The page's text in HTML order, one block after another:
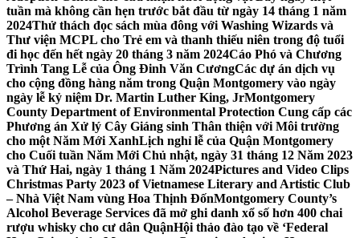
tuần mà không cần hẹn trước bắt đầu từ ngày 14 tháng 1 năm
2024Thử thách đọc sách mùa đông với Washing Wizards và
Thư viện MCPL cho Trẻ em và thanh thiếu niên trong độ tuổi
đi học đến hết ngày 20 tháng 3 năm 2024Cáo Phó và Chương
Trình Tang Lễ của Ông Đinh Văn CươngCác dự án dịch vụ
cho cộng đồng hàng năm trong Quận Montgomery vào ngày
ngày lễ kỷ niệm Dr. Martin Luther King, JrMontgomery
County Department of Environmental Protection Cung cấp các
Phương án Xử lý Cây Giáng sinh Thân thiện với Môi trường
cho một Năm Mới XanhLịch nghỉ lễ của Quận Montgomery
cho Cuối tuần Năm Mới Chủ nhật, ngày 31 tháng 12 Năm 2023
và Thứ Hai, ngày 1 tháng 1 Năm 2024Pictures and Video Clips
Christmas Party 2023 of Vietnamese Literary and Artistic Club
– Nhà Việt Nam vùng Hoa Thịnh ĐốnMontgomery County’s
Alcohol Beverage Services đã mở ghi danh xổ số hơn 400 chai
rượu whisky cho cư dân QuậnHội thảo đào tạo về ‘Federal